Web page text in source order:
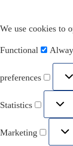
We use cookies to
Functional
preferences
Statistics
Marketing